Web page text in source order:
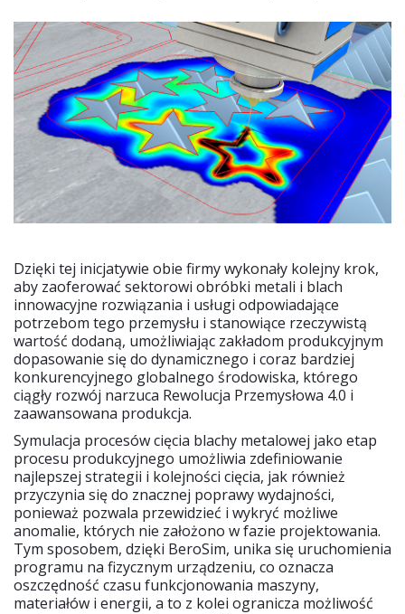
Dzięki tej inicjatywie obie firmy wykonały kolejny krok,
aby zaoferować sektorowi obróbki metali i blach
innowacyjne rozwiązania i usługi odpowiadające
potrzebom tego przemysłu i stanowiące rzeczywistą
wartość dodaną, umożliwiając zakładom produkcyjnym
dopasowanie się do dynamicznego i coraz bardziej
konkurencyjnego globalnego środowiska, którego
ciągły rozwój narzuca Rewolucja Przemysłowa 4.0 i
zaawansowana produkcja.
Symulacja procesów cięcia blachy metalowej jako etap
procesu produkcyjnego umożliwia zdefiniowanie
najlepszej strategii i kolejności cięcia, jak również
przyczynia się do znacznej poprawy wydajności,
ponieważ pozwala przewidzieć i wykryć możliwe
anomalie, których nie założono w fazie projektowania.
Tym sposobem, dzięki BeroSim, unika się uruchomienia
programu na fizycznym urządzeniu, co oznacza
oszczędność czasu funkcjonowania maszyny,
materiałów i energii, a to z kolei ogranicza możliwość